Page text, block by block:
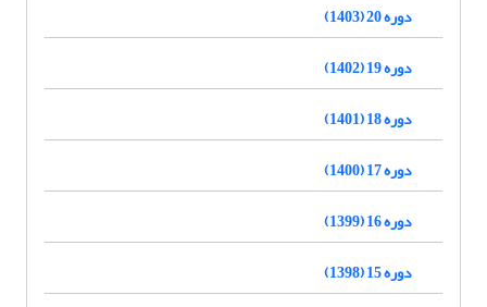
دوره 20 (1403)
دوره 19 (1402)
دوره 18 (1401)
دوره 17 (1400)
دوره 16 (1399)
دوره 15 (1398)